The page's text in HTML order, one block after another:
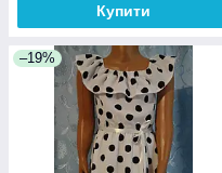
Купити
–19%